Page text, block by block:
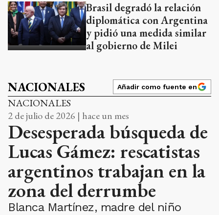
Brasil degradó la relación
diplomática con Argentina
y pidió una medida similar
al gobierno de Milei
NACIONALES Añadir como fuente en
NACIONALES
2 de julio de 2026 | hace un mes
Desesperada búsqueda de
Lucas Gámez: rescatistas
argentinos trabajan en la
zona del derrumbe
Blanca Martínez, madre del niño